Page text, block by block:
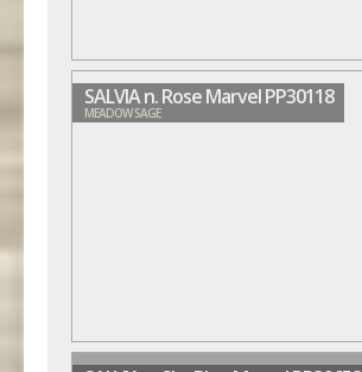
SALVIA n. Rose Marvel PP30118
MEADOW SAGE